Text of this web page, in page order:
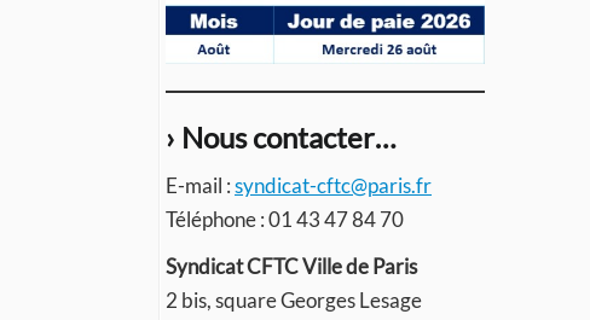
› Nous contacter…
E-mail :syndicat-cftc@paris.fr
Téléphone : 01 43 47 84 70
Syndicat CFTC Ville de Paris
2 bis, square Georges Lesage